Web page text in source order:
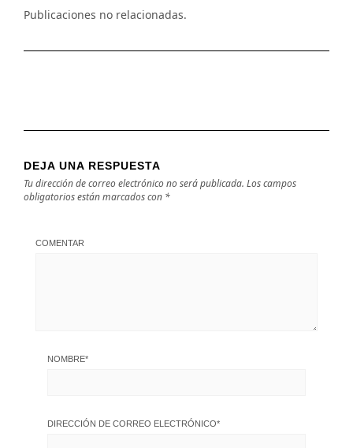
Publicaciones no relacionadas.
DEJA UNA RESPUESTA
Tu dirección de correo electrónico no será publicada. Los campos
obligatorios están marcados con *
COMENTAR
NOMBRE*
DIRECCIÓN DE CORREO ELECTRÓNICO*